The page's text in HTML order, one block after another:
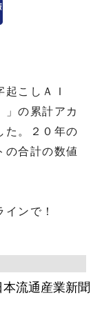
こしＡＩ
」の累計アカ
た。２０年の
の合計の数値
ンで！
流通産業新聞